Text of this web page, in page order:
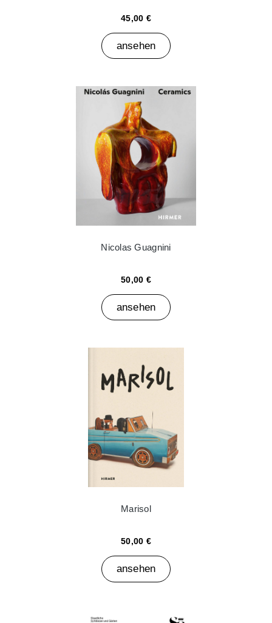
45,00 €
ansehen
Nicolas Guagnini
50,00 €
ansehen
Marisol
50,00 €
ansehen